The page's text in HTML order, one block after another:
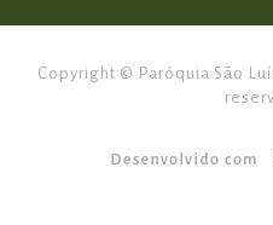
Copyright © Paróquia São